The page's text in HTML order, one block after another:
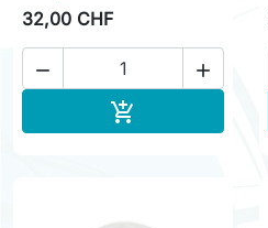
32,00 CHF
 
